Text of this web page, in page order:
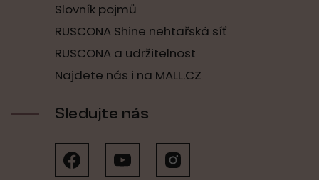
Slovník pojmů
RUSCONA Shine nehtařská síť
RUSCONA a udržitelnost
Najdete nás i na MALL.CZ
Sledujte nás